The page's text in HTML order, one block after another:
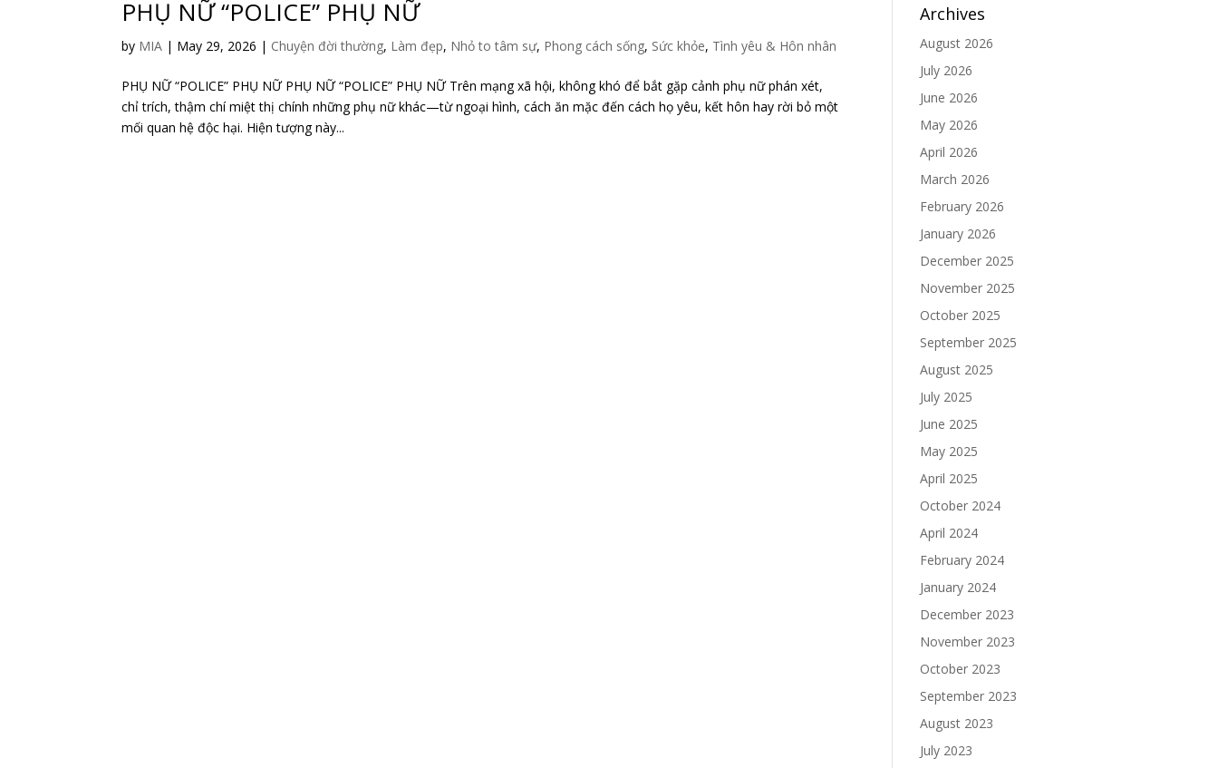
PHỤ NỮ “POLICE” PHỤ NỮ
by MIA | May 29, 2026 | Chuyện đời thường, Làm đẹp, Nhỏ to tâm sự, Phong cách sống, Sức khỏe, Tình yêu & Hôn nhân
PHỤ NỮ “POLICE” PHỤ NỮ PHỤ NỮ “POLICE” PHỤ NỮ Trên mạng xã hội, không khó để bắt gặp cảnh phụ nữ phán xét,
chỉ trích, thậm chí miệt thị chính những phụ nữ khác—từ ngoại hình, cách ăn mặc đến cách họ yêu, kết hôn hay rời bỏ một
mối quan hệ độc hại. Hiện tượng này...
Archives
August 2026
July 2026
June 2026
May 2026
April 2026
March 2026
February 2026
January 2026
December 2025
November 2025
October 2025
September 2025
August 2025
July 2025
June 2025
May 2025
April 2025
October 2024
April 2024
February 2024
January 2024
December 2023
November 2023
October 2023
September 2023
August 2023
July 2023